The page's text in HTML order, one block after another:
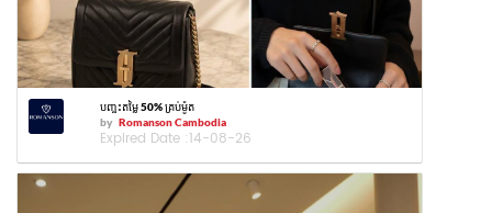
បញ្ចុះតម្លៃ 50% គ្រប់ម៉ូត
by Romanson Cambodia
Expired Date :14-08-26